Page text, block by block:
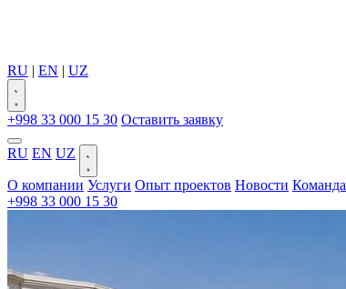
RU | EN | UZ
+998 33 000 15 30 Оставить заявку
RU EN UZ
О компании Услуги Опыт проектов Новости Команда
+998 33 000 15 30